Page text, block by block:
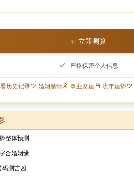
✨ 立即测算
严格保密个人信息
历史记录 婚姻感情 事业财运 流年运势
整体预测
合婚姻缘
码测吉凶